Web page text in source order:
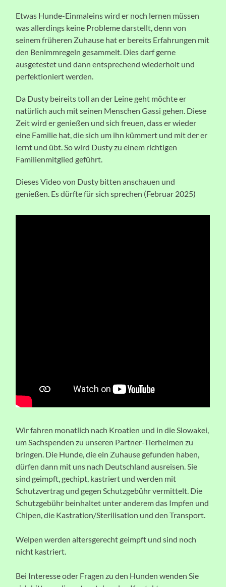
Etwas Hunde-Einmaleins wird er noch lernen müssen
was allerdings keine Probleme darstellt, denn von
seinem früheren Zuhause hat er bereits Erfahrungen mit
den Benimmregeln gesammelt. Dies darf gerne
ausgetestet und dann entsprechend wiederholt und
perfektioniert werden.
Da Dusty beireits toll an der Leine geht möchte er
natürlich auch mit seinen Menschen Gassi gehen. Diese
Zeit wird er genießen und sich freuen, dass er wieder
eine Familie hat, die sich um ihn kümmert und mit der er
lernt und übt. So wird Dusty zu einem richtigen
Familienmitglied geführt.
Dieses Video von Dusty bitten anschauen und
genießen. Es dürfte für sich sprechen (Februar 2025)
Wir fahren monatlich nach Kroatien und in die Slowakei,
um Sachspenden zu unseren Partner-Tierheimen zu
bringen. Die Hunde, die ein Zuhause gefunden haben,
dürfen dann mit uns nach Deutschland ausreisen. Sie
sind geimpft, gechipt, kastriert und werden mit
Schutzvertrag und gegen Schutzgebühr vermittelt. Die
Schutzgebühr beinhaltet unter anderem das Impfen und
Chipen, die Kastration/Sterilisation und den Transport.
Welpen werden altersgerecht geimpft und sind noch
nicht kastriert.
Bei Interesse oder Fragen zu den Hunden wenden Sie